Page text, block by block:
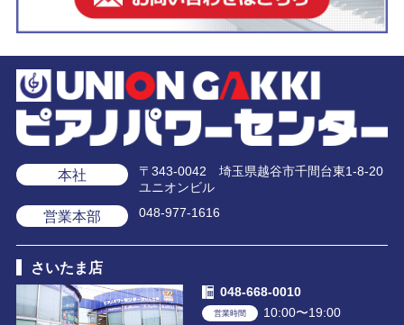
本社
〒343-0042 埼玉県越谷市千間台東1-8-20
ユニオンビル
営業本部 048-977-1616
さいたま店
048-668-0010
営業時間 10:00〜19:00